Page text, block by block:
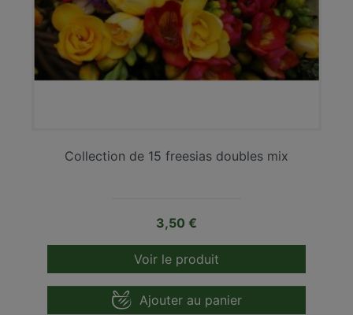
Collection de 15 freesias doubles mix
Prix
3,50 €
Voir le produit
Ajouter au panier